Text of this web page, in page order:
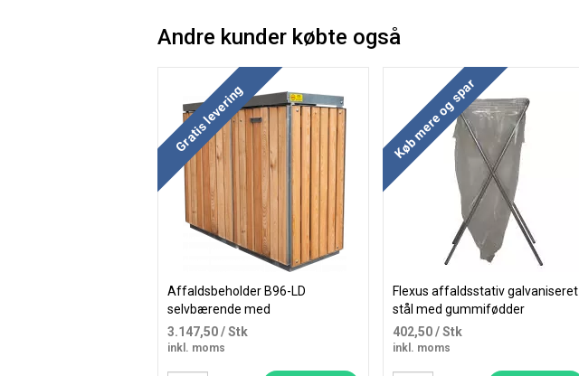
Andre kunder købte også
Gratis levering
Affaldsbeholder B96-LD
selvbærende med
krængningsgaffel til papirsæk
3.147,50/ Stk
inkl. moms
Køb mere og spar
Flexus affaldsstativ galvaniseret
stål med gummifødder
402,50/ Stk
inkl. moms